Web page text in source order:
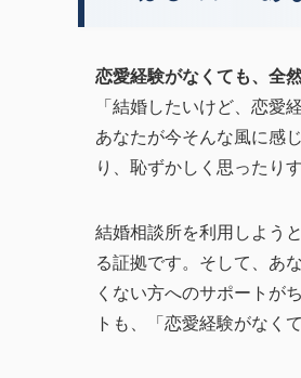
恋愛経験がなくても、全
「結婚したいけど、恋
あなたが今そんな風に感
り、恥ずかしく思ったり
結婚相談所を利用しよう
る証拠です。そして、あ
くない方へのサポートが
トも、「恋愛経験がなく